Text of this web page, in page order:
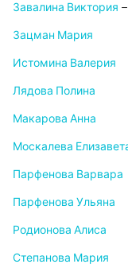
Завалина Виктория
Зацман Мария
Истомина Валерия
Лядова Полина
Макарова Анна
Москалева
Парфенова Варвара
Парфенова Ульяна
Родионова Алиса
Степанова Мария